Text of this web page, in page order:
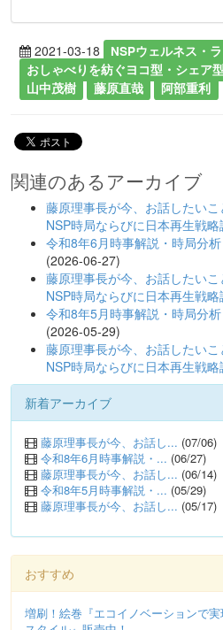
2021-03-18
NSPウェルネス・
おしゃべりを紡ぐヨコ型・シェア
山中茂樹
藤原直哉 阿部重利
関連のあるアーカイブ
藤原理事長が今、お話したい
NSP時局ならびに日本再生戦略
令和8年6月時事解説・時局分
(2026-06-27)
藤原理事長が今、お話したい
NSP時局ならびに日本再生戦略
令和8年5月時事解説・時局分
(2026-05-29)
藤原理事長が今、お話したい
NSP時局ならびに日本再生戦略
新着アーカイブ
藤原理事長が今、お話し... (07/06)
令和8年6月時事解説・... (06/27)
藤原理事長が今、お話し... (06/14)
令和8年5月時事解説・... (05/29)
藤原理事長が今、お話し... (05/17)
おすすめ
増刷！絵巻『エコイノベーションで